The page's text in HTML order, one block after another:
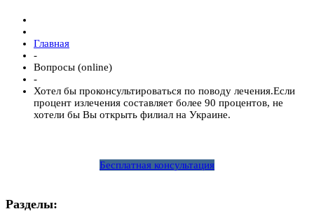
Главная
-
Вопросы (online)
-
Хотел бы проконсультироваться по поводу лечения.Если
процент излечения составляет более 90 процентов, не
хотели бы Вы открыть филиал на Украине.
Бесплатная консультация
Разделы: